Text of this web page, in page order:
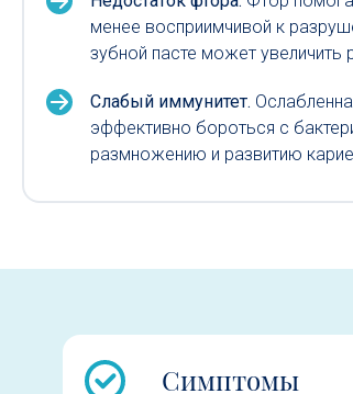
менее восприимчивой к
зубной пасте может увеличить
Слабый иммунитет.
эффективно бороться с
размножению и развитию
Симптомы